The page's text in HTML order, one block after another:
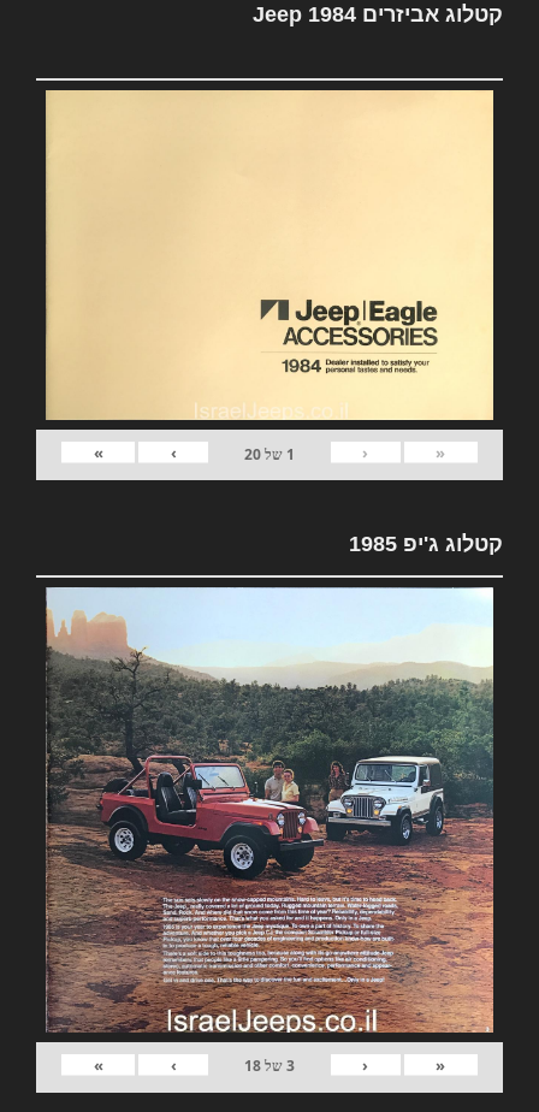
קטלוג אביזרים Jeep 1984
«
‹
1 של20
›
»
קטלוג ג'יפ 1985
«
‹
3של18
›
»